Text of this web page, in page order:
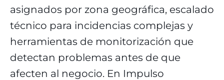
asignados por zona geográfica, escalado
técnico para incidencias complejas y
herramientas de monitorización que
detectan problemas antes de que
afecten al negocio. En Impulso